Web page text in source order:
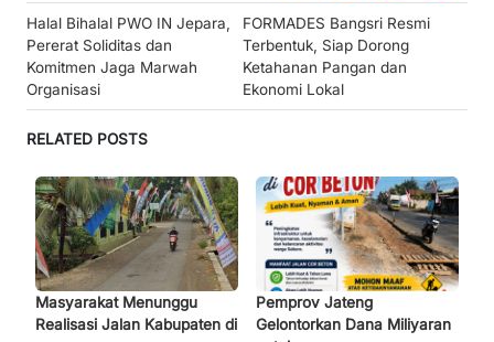
Post
navigation
Halal Bihalal PWO IN Jepara,
Pererat Soliditas dan
Komitmen Jaga Marwah
Organisasi
FORMADES Bangsri Resmi
Terbentuk, Siap Dorong
Ketahanan Pangan dan
Ekonomi Lokal
RELATED POSTS
Masyarakat Menunggu
Realisasi Jalan Kabupaten di
Pemprov Jateng
Gelontorkan Dana Miliyaran